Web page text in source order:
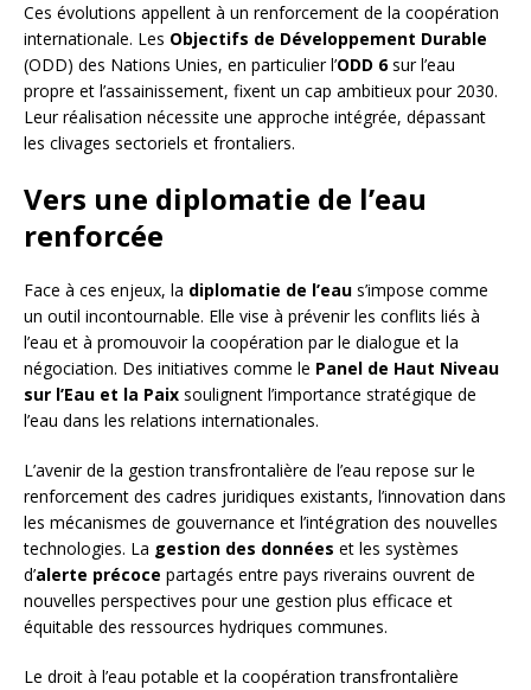
Ces évolutions appellent à un renforcement de la coopération
internationale. Les Objectifs de Développement Durable
(ODD) des Nations Unies, en particulier l’ODD 6sur l’eau
propre et l’assainissement, fixent un cap ambitieux pour 2030.
Leur réalisation nécessite une approche intégrée, dépassant
les clivages sectoriels et frontaliers.
Vers une diplomatie de l’eau
renforcée
Face à ces enjeux, la diplomatie de l’eau s’impose comme
un outil incontournable. Elle vise à prévenir les conflits liés à
l’eau et à promouvoir la coopération par le dialogue et la
négociation. Des initiatives comme le Panel de Haut Niveau
sur l’Eau et la Paix soulignent l’importance stratégique de
l’eau dans les relations internationales.
L’avenir de la gestion transfrontalière de l’eau repose sur le
renforcement des cadres juridiques existants, l’innovation dans
les mécanismes de gouvernance et l’intégration des nouvelles
technologies. La gestion des données et les systèmes
d’alerte précoce partagés entre pays riverains ouvrent de
nouvelles perspectives pour une gestion plus efficace et
équitable des ressources hydriques communes.
Le droit à l’eau potable et la coopération transfrontalière